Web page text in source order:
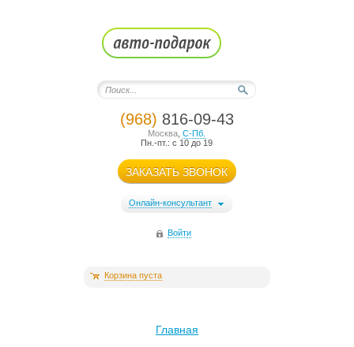
(968) 816-09-43
Москва ,С-Пб.
Пн.-пт.: с 10 до 19
ЗАКАЗАТЬ ЗВОНОК
Онлайн-консультант
Войти
Корзина пуста
Главная